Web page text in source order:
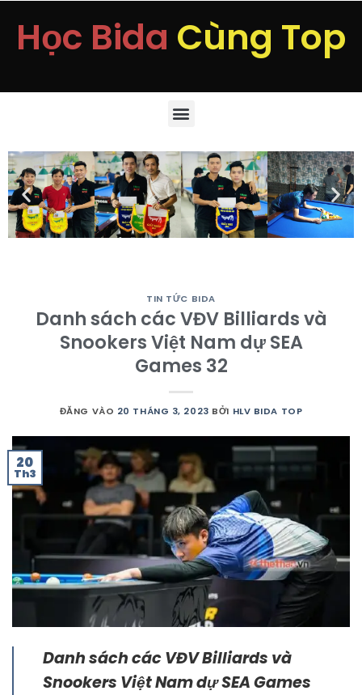
Học Bida Cùng Top
TIN TỨC BIDA
Danh sách các VĐV Billiards và
Snookers Việt Nam dự SEA
Games 32
ĐĂNG VÀO 20 THÁNG 3, 2023 BỞI HLV BIDA TOP
20
Th3
Danh sách các VĐV Billiards và
Snookers Việt Nam dự SEA Games